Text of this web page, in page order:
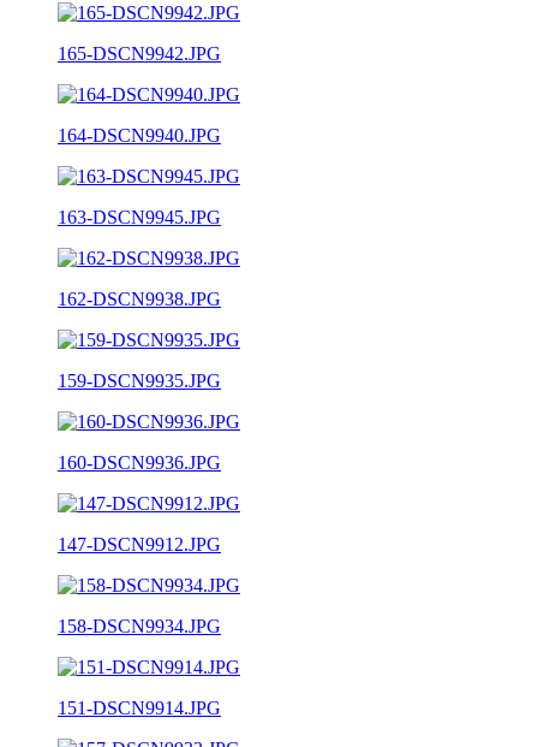
165-DSCN9942.JPG
164-DSCN9940.JPG
163-DSCN9945.JPG
162-DSCN9938.JPG
159-DSCN9935.JPG
160-DSCN9936.JPG
147-DSCN9912.JPG
158-DSCN9934.JPG
151-DSCN9914.JPG